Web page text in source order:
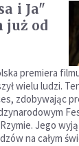
i Ja"
już od
premiera
wielu ludzi.
zdobywając
Jego
na całym